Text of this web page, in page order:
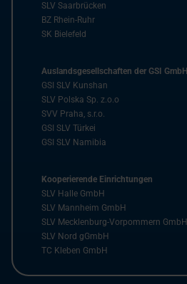
SLV Saarbrücken
BZ Rhein-Ruhr
SK Bielefeld
Auslandsgesellschaften der GSI GmbH
GSI SLV Kunshan
SLV Polska Sp. z.o.o
SVV Praha, s.r.o.
GSI SLV Türkei
GSI SLV Namibia
Kooperierende Einrichtungen
SLV Halle GmbH
SLV Mannheim GmbH
SLV Mecklenburg-Vorpommern GmbH
SLV Nord gGmbH
TC Kleben GmbH